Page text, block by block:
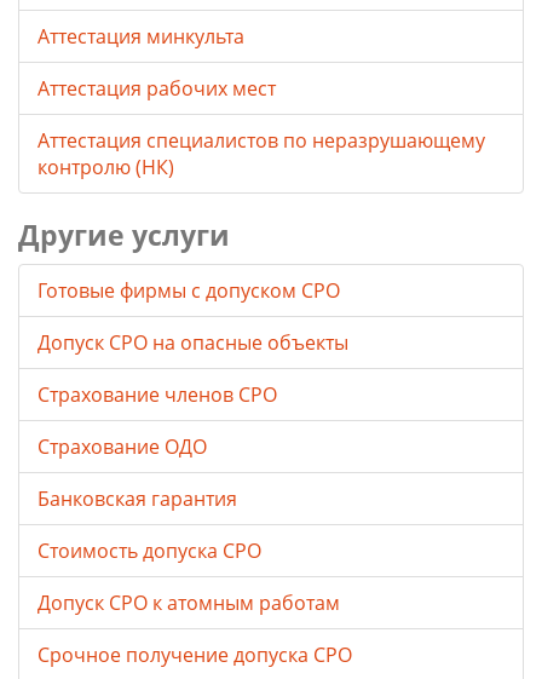
Аттестация минкульта
Аттестация рабочих мест
Аттестация специалистов по неразрушающему
контролю (НК)
Другие услуги
Готовые фирмы с допуском СРО
Допуск СРО на опасные объекты
Страхование членов СРО
Страхование ОДО
Банковская гарантия
Стоимость допуска СРО
Допуск СРО к атомным работам
Срочное получение допуска СРО